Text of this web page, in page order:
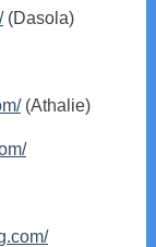
(Dasola)
(Athalie)